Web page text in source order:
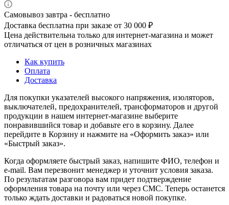
Самовывоз завтра - бесплатно
Доставка бесплатна при заказе от 30 000 ₽
Цена действительна только для интернет-магазина и может
отличаться от цен в розничных магазинах
Как купить
Оплата
Доставка
Для покупки указателей высокого напряжения, изоляторов,
выключателей, предохранителей, трансформаторов и другой
продукции в нашем интернет-магазине выберите
понравившийся товар и добавьте его в корзину. Далее
перейдите в Корзину и нажмите на «Оформить заказ» или
«Быстрый заказ».
Когда оформляете быстрый заказ, напишите ФИО, телефон и
e-mail. Вам перезвонит менеджер и уточнит условия заказа.
По результатам разговора вам придет подтверждение
оформления товара на почту или через СМС. Теперь останется
только ждать доставки и радоваться новой покупке.